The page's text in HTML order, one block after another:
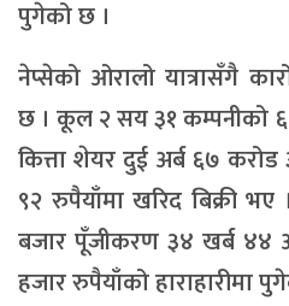
पुगेको छ ।
नेप्सेको ओरालो यात्रासँगै
छ । कूल २ सय ३१ कम्पनीको
कित्ता शेयर दुई अर्ब ६७
९२ रुपैयाँमा खरिद बिक्री भए
बजार पूँजीकरण ३४ खर्ब ४४
हजार रुपैयाँको हाराहारीमा